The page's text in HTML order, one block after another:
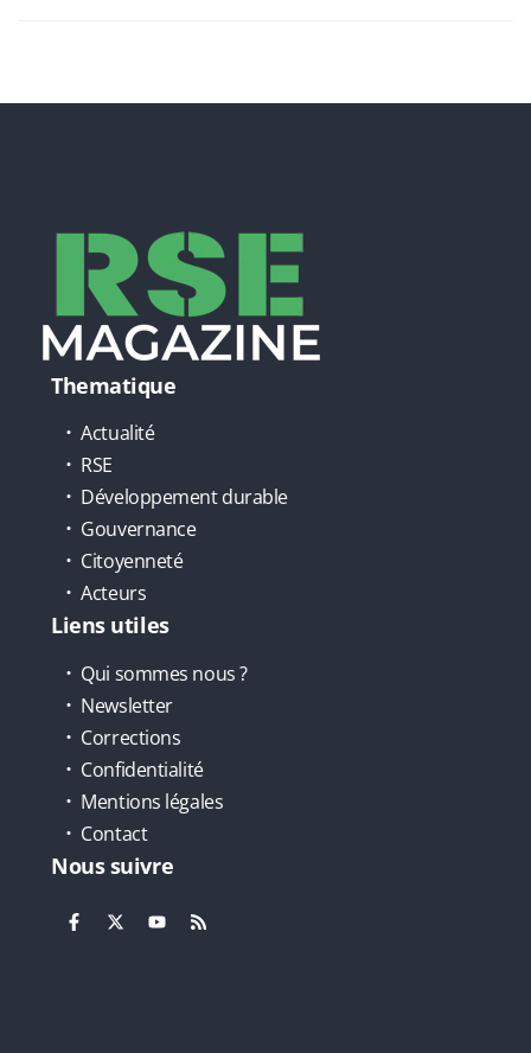
Thematique
Actualité
RSE
Développement durable
Gouvernance
Citoyenneté
Acteurs
Liens utiles
Qui sommes nous ?
Newsletter
Corrections
Confidentialité
Mentions légales
Contact
Nous suivre